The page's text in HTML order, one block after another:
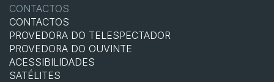
CONTACTOS
CONTACTOS
PROVEDORA DO TELESPECTADOR
PROVEDORA DO OUVINTE
ACESSIBILIDADES
SATÉLITES